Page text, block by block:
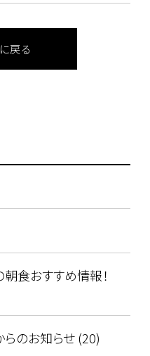
戻る
食おすすめ情報！
らのお知らせ (20)